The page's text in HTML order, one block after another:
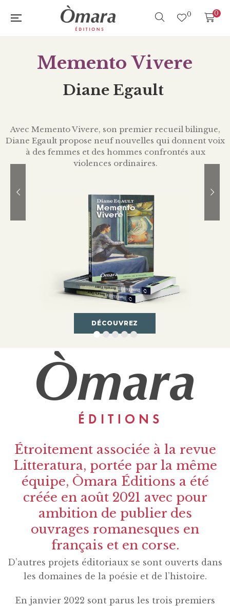
0 0
Memento Vivere
DÉCOUVREZ
Diane Egault
Avec Memento Vivere, son premier recueil bilingue,
Diane Egault propose neuf nouvelles qui donnent voix
à des femmes et des hommes confrontés aux
violences ordinaires.
Étroitement associée à la revue
Litteratura, portée par la même
équipe, Òmara Éditions a été
créée en août 2021 avec pour
ambition de publier des
ouvrages romanesques en
français et en corse.
D’autres projets éditoriaux se sont ouverts dans
les domaines de la poésie et de l’histoire.
En janvier 2022 sont parus les trois premiers